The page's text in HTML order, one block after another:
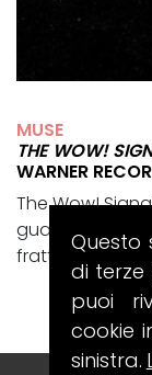
MUSE
THE WOW!
WARNER
The Wow!
guardare il
frattura intima
Questo
di terze
puoi
cookie
sinistra.